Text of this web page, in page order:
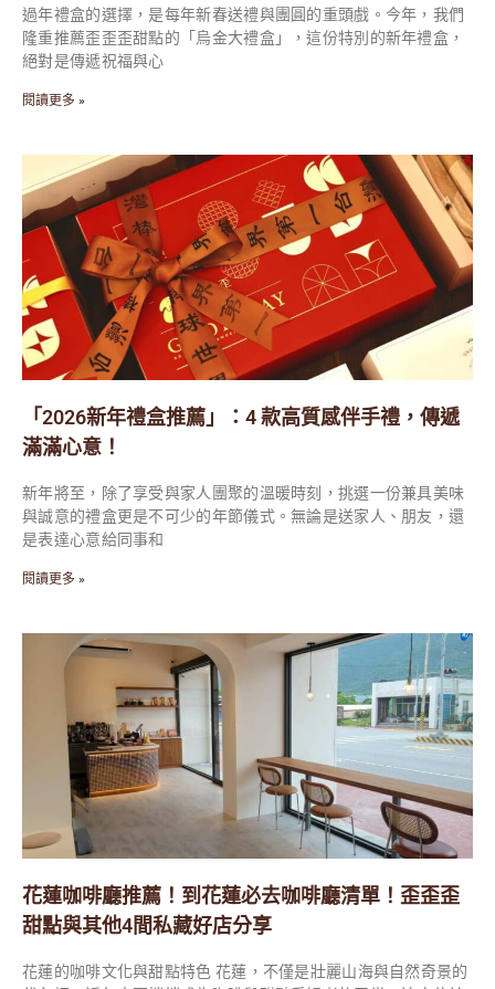
過年禮盒的選擇，是每年新春送禮與團圓的重頭戲。今年，我們
隆重推薦歪歪歪甜點的「烏金大禮盒」，這份特別的新年禮盒，
絕對是傳遞祝福與心
閱讀更多 »
「2026新年禮盒推薦」：4 款高質感伴手禮，傳遞
滿滿心意！
新年將至，除了享受與家人團聚的溫暖時刻，挑選一份兼具美味
與誠意的禮盒更是不可少的年節儀式。無論是送家人、朋友，還
是表達心意給同事和
閱讀更多 »
花蓮咖啡廳推薦！到花蓮必去咖啡廳清單！歪歪歪
甜點與其他4間私藏好店分享
花蓮的咖啡文化與甜點特色 花蓮，不僅是壯麗山海與自然奇景的